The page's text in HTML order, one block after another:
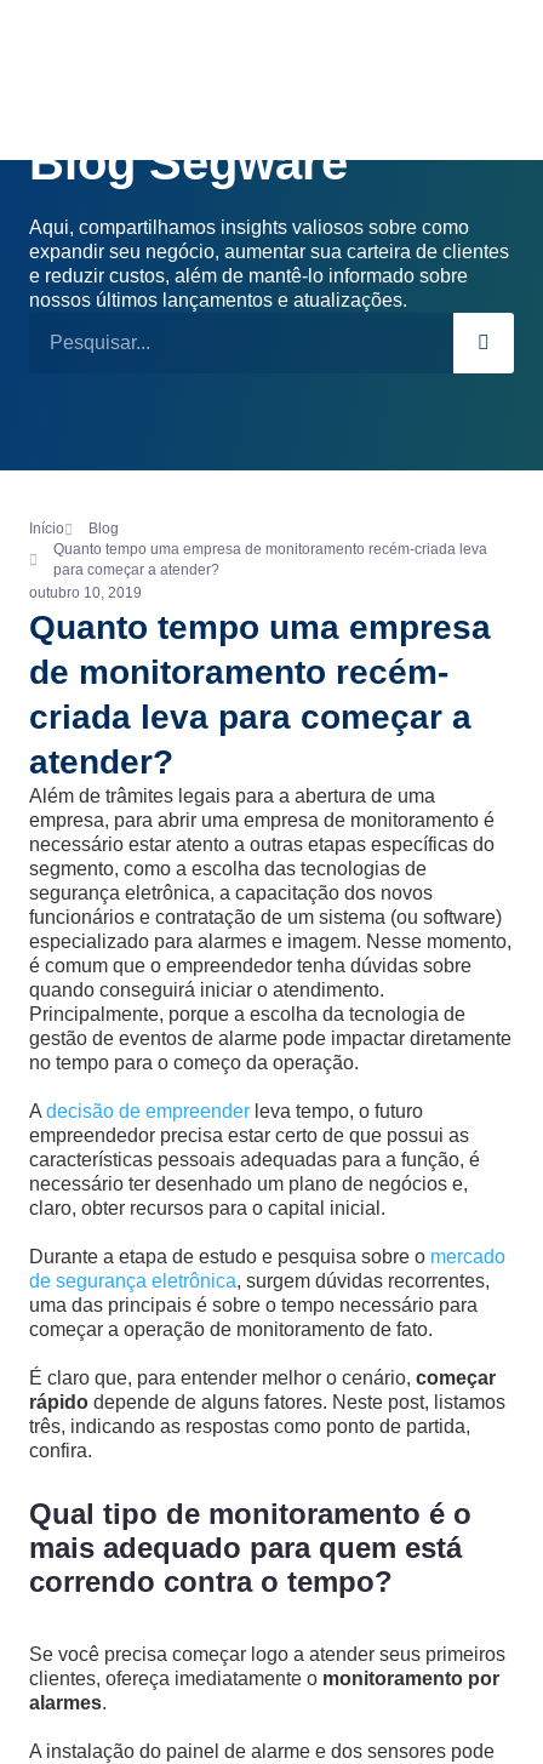
Blog Segware
Aqui, compartilhamos insights valiosos sobre como
expandir seu negócio, aumentar sua carteira de clientes
e reduzir custos, além de mantê-lo informado sobre
nossos últimos lançamentos e atualizações.
Início
Blog
Quanto tempo uma empresa de monitoramento recém-criada leva
para começar a atender?
outubro 10, 2019
Quanto tempo uma empresa
de monitoramento recém-
criada leva para começar a
atender?
Além de trâmites legais para a abertura de uma
empresa, para abrir uma empresa de monitoramento é
necessário estar atento a outras etapas específicas do
segmento, como a escolha das tecnologias de
segurança eletrônica, a capacitação dos novos
funcionários e contratação de um sistema (ou software)
especializado para alarmes e imagem. Nesse momento,
é comum que o empreendedor tenha dúvidas sobre
quando conseguirá iniciar o atendimento.
Principalmente, porque a escolha da tecnologia de
gestão de eventos de alarme pode impactar diretamente
no tempo para o começo da operação.
A decisão de empreender leva tempo, o futuro
empreendedor precisa estar certo de que possui as
características pessoais adequadas para a função, é
necessário ter desenhado um plano de negócios e,
claro, obter recursos para o capital inicial.
Durante a etapa de estudo e pesquisa sobre o mercado
de segurança eletrônica, surgem dúvidas recorrentes,
uma das principais é sobre o tempo necessário para
começar a operação de monitoramento de fato.
É claro que, para entender melhor o cenário, começar
rápido depende de alguns fatores. Neste post, listamos
três, indicando as respostas como ponto de partida,
confira.
Qual tipo de monitoramento é o
mais adequado para quem está
correndo contra o tempo?
Se você precisa começar logo a atender seus primeiros
clientes, ofereça imediatamente o monitoramento por
alarmes.
A instalação do painel de alarme e dos sensores pode